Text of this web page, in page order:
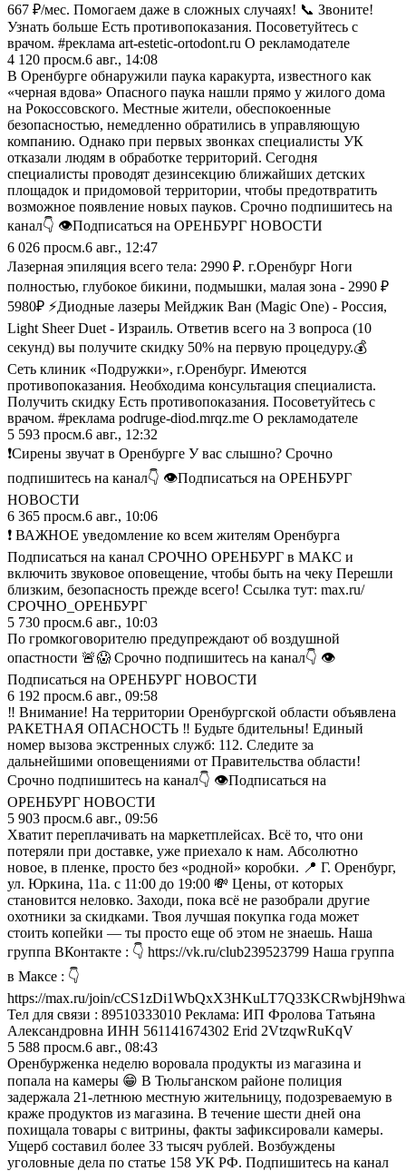
667 ₽/мес. Помогаем даже в сложных случаях! 📞 Звоните!
Узнать больше Есть противопоказания. Посоветуйтесь с
врачом. #реклама art-estetic-ortodont.ru О рекламодателе
4 120 просм.6 авг., 14:08
В Оренбурге обнаружили паука каракурта, известного как
«черная вдова» Опасного паука нашли прямо у жилого дома
на Рокоссовского. Местные жители, обеспокоенные
безопасностью, немедленно обратились в управляющую
компанию. Однако при первых звонках специалисты УК
отказали людям в обработке территорий. Сегодня
специалисты проводят дезинсекцию ближайших детских
площадок и придомовой территории, чтобы предотвратить
возможное появление новых пауков. Срочно подпишитесь на
канал👇 👁Подписаться на ОРЕНБУРГ НОВОСТИ
6 026 просм.6 авг., 12:47
Лазерная эпиляция всего тела: 2990 ₽. г.Оренбург Ноги
полностью, глубокое бикини, подмышки, малая зона - 2990 ₽
5980₽ ⚡Диодные лазеры Мейджик Ван (Magic One) - Россия,
Light Sheer Duet - Израиль. Ответив всего на 3 вопроса (10
секунд) вы получите скидку 50% на первую процедуру.💰
Сеть клиник «Подружки», г.Оренбург. Имеются
противопоказания. Необходима консультация специалиста.
Получить скидку Есть противопоказания. Посоветуйтесь с
врачом. #реклама podruge-diod.mrqz.me О рекламодателе
5 593 просм.6 авг., 12:32
❗️Сирены звучат в Оренбурге У вас слышно? Срочно
подпишитесь на канал👇 👁Подписаться на ОРЕНБУРГ
НОВОСТИ
6 365 просм.6 авг., 10:06
❗️ ВАЖНОЕ уведомление ко всем жителям Оренбурга
Подписаться на канал СРОЧНО ОРЕНБУРГ в МАКС и
включить звуковое оповещение, чтобы быть на чеку Перешли
близким, безопасность прежде всего! Ссылка тут: max.ru/
СРОЧНО_ОРЕНБУРГ
5 730 просм.6 авг., 10:03
По громкоговорителю предупреждают об воздушной
опастности 🚨😱 Срочно подпишитесь на канал👇 👁
Подписаться на ОРЕНБУРГ НОВОСТИ
6 192 просм.6 авг., 09:58
‼️ Внимание! На территории Оренбургской области объявлена
РАКЕТНАЯ ОПАСНОСТЬ ‼️ Будьте бдительны! Единый
номер вызова экстренных служб: 112. Следите за
дальнейшими оповещениями от Правительства области!
Срочно подпишитесь на канал👇 👁Подписаться на
ОРЕНБУРГ НОВОСТИ
5 903 просм.6 авг., 09:56
Хватит переплачивать на маркетплейсах. Всё то, что они
потеряли при доставке, уже приехало к нам. Абсолютно
новое, в пленке, просто без «родной» коробки. 📍 Г. Оренбург,
ул. Юркина, 11а. с 11:00 до 19:00 💸 Цены, от которых
становится неловко. Заходи, пока всё не разобрали другие
охотники за скидками. Твоя лучшая покупка года может
стоить копейки — ты просто еще об этом не знаешь. Наша
группа ВКонтакте : 👇 https://vk.ru/club239523799 Наша группа
в Максе : 👇
https://max.ru/join/
Тел для связи : 89510333010 Реклама: ИП Фролова Татьяна
Александровна ИНН 561141674302 Erid 2VtzqwRuKqV
5 588 просм.6 авг., 08:43
Оренбурженка неделю воровала продукты из магазина и
попала на камеры 😁 В Тюльганском районе полиция
задержала 21-летнюю местную жительницу, подозреваемую в
краже продуктов из магазина. В течение шести дней она
похищала товары с витрины, факты зафиксировали камеры.
Ущерб составил более 33 тысяч рублей. Возбуждены
уголовные дела по статье 158 УК РФ. Подпишитесь на канал